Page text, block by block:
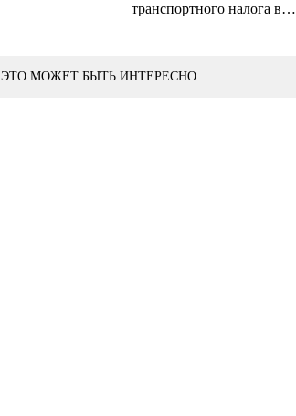
транспортного налога в…
ЭТО МОЖЕТ БЫТЬ ИНТЕРЕСНО